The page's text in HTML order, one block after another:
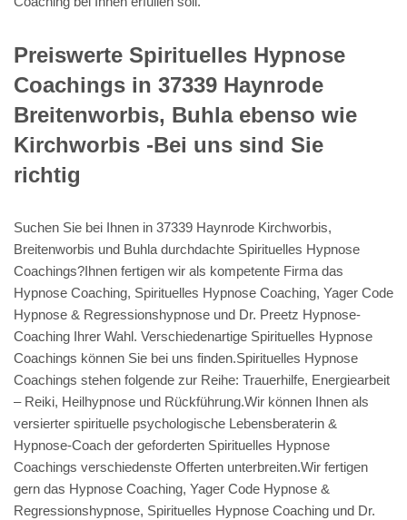
Preiswerte Spirituelles Hypnose
Coachings in 37339 Haynrode
Breitenworbis, Buhla ebenso wie
Kirchworbis -Bei uns sind Sie
richtig
Suchen Sie bei Ihnen in 37339 Haynrode Kirchworbis,
Breitenworbis und Buhla durchdachte Spirituelles Hypnose
Coachings?Ihnen fertigen wir als kompetente Firma das
Hypnose Coaching, Spirituelles Hypnose Coaching, Yager Code
Hypnose & Regressionshypnose und Dr. Preetz Hypnose-
Coaching Ihrer Wahl. Verschiedenartige Spirituelles Hypnose
Coachings können Sie bei uns finden.Spirituelles Hypnose
Coachings stehen folgende zur Reihe: Trauerhilfe, Energiearbeit
– Reiki, Heilhypnose und Rückführung.Wir können Ihnen als
versierter spirituelle psychologische Lebensberaterin &
Hypnose-Coach der geforderten Spirituelles Hypnose
Coachings verschiedenste Offerten unterbreiten.Wir fertigen
gern das Hypnose Coaching, Yager Code Hypnose &
Regressionshypnose, Spirituelles Hypnose Coaching und Dr.